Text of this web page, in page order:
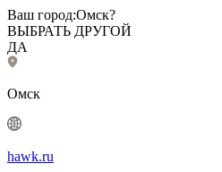
Ваш город:Омск?
ВЫБРАТЬ ДРУГОЙ
ДА
Омск
hawk.ru